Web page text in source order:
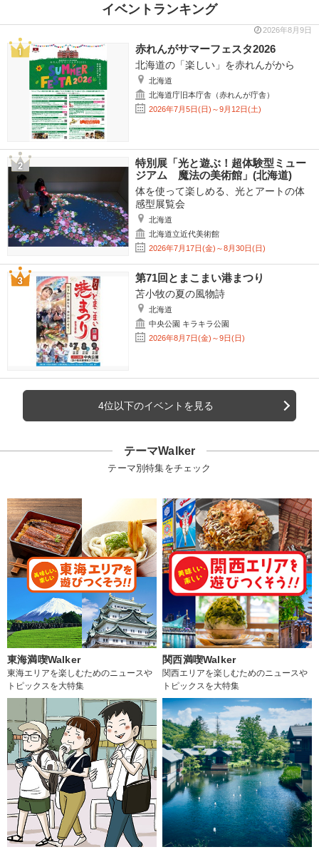
イベントランキング
2026年8月9日
赤れんがサマーフェスタ2026
北海道の「楽しい」を赤れんがから
北海道
北海道庁旧本庁舎（赤れんが庁舎）
2026年7月5日(日)～9月12日(土)
特別展「光と遊ぶ！超体験型ミュー
ジアム 魔法の美術館」(北海道)
体を使って楽しめる、光とアートの体
感型展覧会
北海道
北海道立近代美術館
2026年7月17日(金)～8月30日(日)
第71回とまこまい港まつり
苫小牧の夏の風物詩
北海道
中央公園 キラキラ公園
2026年8月7日(金)～9日(日)
4位以下のイベントを見る
テーマWalker
テーマ別特集をチェック
東海満喫Walker
東海エリアを楽しむためのニュースや
トピックスを大特集
関西満喫Walker
関西エリアを楽しむためのニュースや
トピックスを大特集